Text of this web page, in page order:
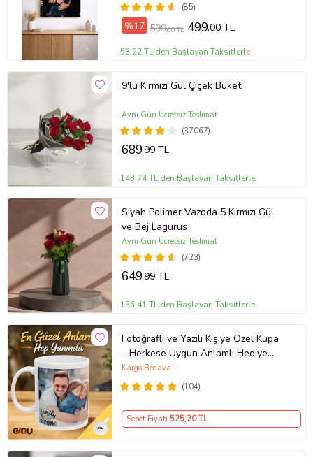
(85)
%17 599,00 TL 499,00 TL
53,22 TL'den Başlayan Taksitlerle
9'lu Kırmızı Gül Çiçek Buketi
(37067)
Aynı Gün Ücretsiz Teslimat
689,99 TL
143,74 TL'den Başlayan Taksitlerle
Siyah Polimer Vazoda 5 Kırmızı Gül
ve Bej Lagurus
(723)
Aynı Gün Ücretsiz Teslimat
649,99 TL
135,41 TL'den Başlayan Taksitlerle
Fotoğraflı ve Yazılı Kişiye Özel Kupa
– Herkese Uygun Anlamlı Hediye
Porselen Baskılı Kupa (Beyaz)
(104)
Kargo Bedava
Sepet Fiyatı 525,20 TL